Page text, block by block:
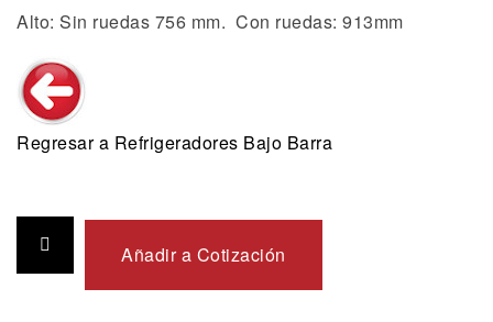
Alto: Sin ruedas 756 mm. Con ruedas: 913mm
Regresar a Refrigeradores Bajo Barra
Añadir a Cotización